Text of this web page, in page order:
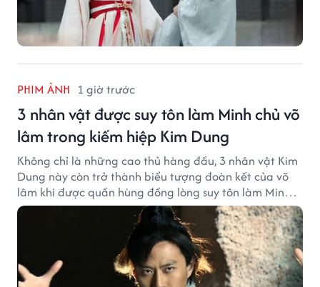
PHIM ẢNH 1 giờ trước
3 nhân vật được suy tôn làm Minh chủ võ
lâm trong kiếm hiệp Kim Dung
Không chỉ là những cao thủ hàng đầu, 3 nhân vật Kim
Dung này còn trở thành biểu tượng đoàn kết của võ
lâm khi được quần hùng đồng lòng suy tôn làm Minh
chủ.